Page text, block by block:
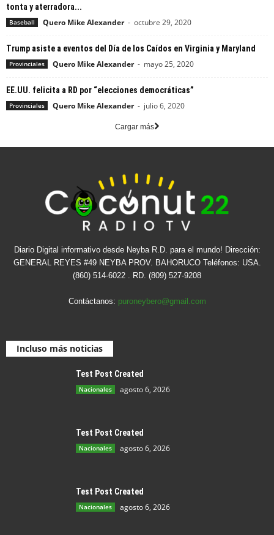
tonta y aterradora...
Baseball Quero Mike Alexander - octubre 29, 2020
Trump asiste a eventos del Día de los Caídos en Virginia y Maryland
Provinciales Quero Mike Alexander - mayo 25, 2020
EE.UU. felicita a RD por “elecciones democráticas”
Provinciales Quero Mike Alexander - julio 6, 2020
Cargar más
Diario Digital informativo desde Neyba R.D. para el mundo! Dirección:
GENERAL REYES #49 NEYBA PROV. BAHORUCO Teléfonos: USA.
(860) 514-6022 . RD. (809) 527-9208
Contáctanos: puroneybero@gmail.com
Incluso más noticias
Test Post Created
Nacionales agosto 6, 2026
Test Post Created
Nacionales agosto 6, 2026
Test Post Created
Nacionales agosto 6, 2026